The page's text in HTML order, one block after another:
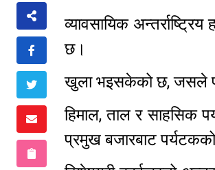
व्यावसायिक
छ।
खुला भइसकेको छ, जसले
हिमाल, ताल र साहसिक
प्रमुख बजारबाट